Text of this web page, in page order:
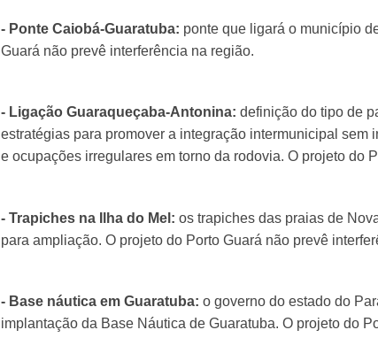
- Ponte Caiobá-Guaratuba: ponte que ligará o município
Guará não prevê interferência na região.
- Ligação Guaraqueçaba-Antonina: definição do tipo de
estratégias para promover a integração intermunicipal
e ocupações irregulares em torno da rodovia. O projeto do
- Trapiches na Ilha do Mel: os trapiches das praias de
para ampliação. O projeto do Porto Guará não prevê
- Base náutica em Guaratuba: o governo do estado do
implantação da Base Náutica de Guaratuba. O projeto do